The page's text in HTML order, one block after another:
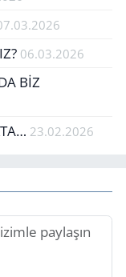
06.03.2026
BİZ
23.02.2026